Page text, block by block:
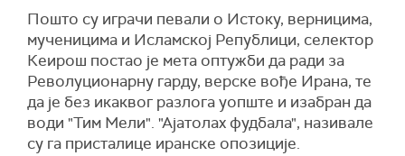
Пошто су играчи певали о Истоку, верницима,
мученицима и Исламској Републици, селектор
Кеирош постао је мета оптужби да ради за
Револуционарну гарду, верске вође Ирана, те
да је без икаквог разлога уопште и изабран да
води "Тим Мели". "Ајатолах фудбала", називале
су га присталице иранске опозиције.